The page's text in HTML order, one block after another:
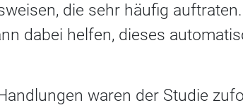
die sehr häufig
dabei helfen, dieses
waren der Studie